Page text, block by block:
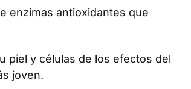
enzimas antioxidantes que
piel y células de los efectos del
joven.